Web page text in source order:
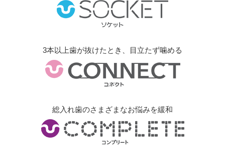
3本以上歯が抜けたとき、目立たず噛める
総入れ歯のさまざまなお悩みを緩和